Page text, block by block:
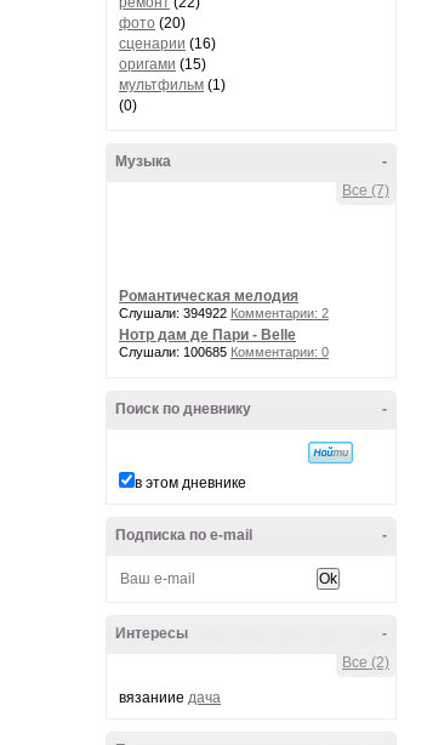
фото (20)
сценарии (16)
оригами (15)
мультфильм (1)
(0)
-
Музыка
Все (7)
Романтическая мелодия
Слушали: 394922 Комментарии: 2
Нотр дам де Пари - Belle
Слушали: 100685 Комментарии: 0
-
Поиск по дневнику
в этом дневнике
-
Подписка по e-mail
-
Интересы
Все (2)
вязаниие дача